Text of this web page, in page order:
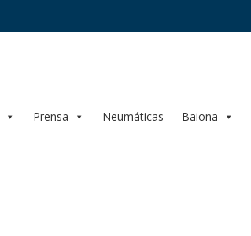
Prensa Neumáticas Baiona